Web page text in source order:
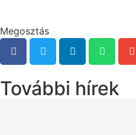
Megosztás
További hírek